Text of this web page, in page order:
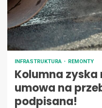
INFRASTRUKTURA REMONTY
Kolumna zyska
umowa na
podpisana!